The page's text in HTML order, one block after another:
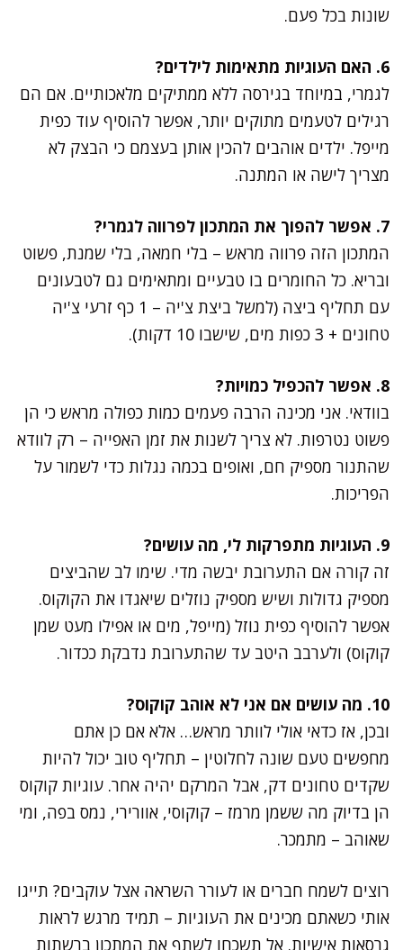
שונות בכל פעם.
6. האם העוגיות מתאימות לילדים?
לגמרי, במיוחד בגירסה ללא ממתיקים מלאכותיים. אם הם
רגילים לטעמים מתוקים יותר, אפשר להוסיף עוד כפית
מייפל. ילדים אוהבים להכין אותן בעצמם כי הבצק לא
מצריך לישה או המתנה.
7. אפשר להפוך את המתכון לפרווה לגמרי?
המתכון הזה פרווה מראש – בלי חמאה, בלי שמנת, פשוט
ובריא. כל החומרים בו טבעיים ומתאימים גם לטבעונים
עם תחליף ביצה (למשל ביצת צ'יה – 1 כף זרעי צ'יה
טחונים + 3 כפות מים, שישבו 10 דקות).
8. אפשר להכפיל כמויות?
בוודאי. אני מכינה הרבה פעמים כמות כפולה מראש כי הן
פשוט נטרפות. לא צריך לשנות את זמן האפייה – רק לוודא
שהתנור מספיק חם, ואופים בכמה נגלות כדי לשמור על
הפריכות.
9. העוגיות מתפרקות לי, מה עושים?
זה קורה אם התערובת יבשה מדי. שימו לב שהביצים
מספיק גדולות ושיש מספיק נוזלים שיאגדו את הקוקוס.
אפשר להוסיף כפית נוזל (מייפל, מים או אפילו מעט שמן
קוקוס) ולערבב היטב עד שהתערובת נדבקת ככדור.
10. מה עושים אם אני לא אוהב קוקוס?
ובכן, אז כדאי אולי לוותר מראש… אלא אם כן אתם
מחפשים טעם שונה לחלוטין – תחליף טוב יכול להיות
שקדים טחונים דק, אבל המרקם יהיה אחר. עוגיות קוקוס
הן בדיוק מה ששמן מרמז – קוקוסי, אוורירי, נמס בפה, ומי
שאוהב – מתמכר.
רוצים לשמח חברים או לעורר השראה אצל עוקבים? תייגו
אותי כשאתם מכינים את העוגיות – תמיד מרגש לראות
גרסאות אישיות. אל תשכחו לשתף את המתכון ברשתות